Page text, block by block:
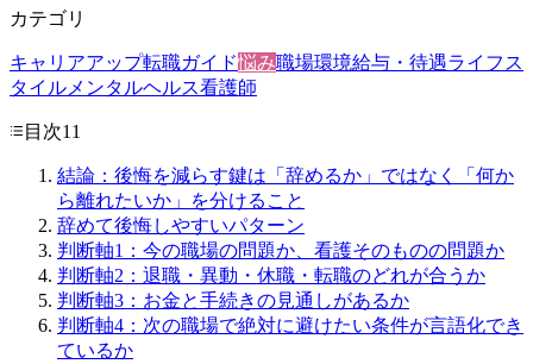
カテゴリ
キャリアアップ転職ガイド悩み職場環境給与・待遇ライフス
タイル メンタルヘルス看護師
目次11
結論：後悔を減らす鍵は「辞めるか」ではなく「何か
ら離れたいか」を分けること
辞めて後悔しやすいパターン
判断軸1：今の職場の問題か、看護そのものの問題か
判断軸2：退職・異動・休職・転職のどれが合うか
判断軸3：お金と手続きの見通しがあるか
判断軸4：次の職場で絶対に避けたい条件が言語化でき
ているか